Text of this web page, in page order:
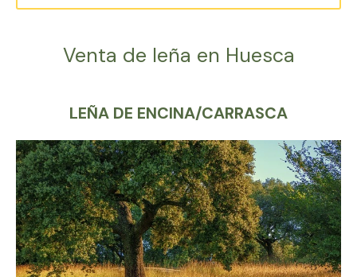
Venta de leña en Huesca
LEÑA DE ENCINA/CARRASCA